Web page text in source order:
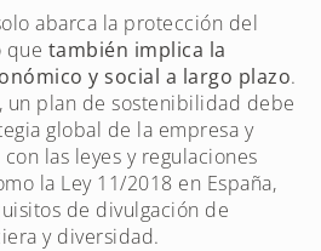
abarca la protección del
que también implica la
y social a largo plazo.
un plan de sostenibilidad debe
global de la empresa y
las leyes y regulaciones
la Ley 11/2018 en España,
de divulgación de
y diversidad.